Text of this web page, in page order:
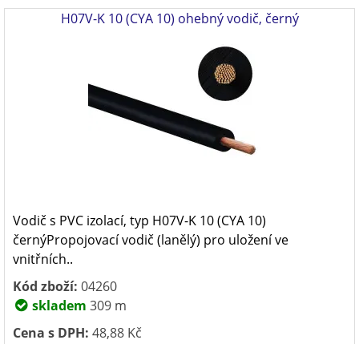
H07V-K 10 (CYA 10) ohebný vodič, černý
Vodič s PVC izolací, typ H07V-K 10 (CYA 10)
černýPropojovací vodič (lanělý) pro uložení ve
vnitřních..
Kód zboží: 04260
skladem 309 m
Cena s DPH: 48,88 Kč